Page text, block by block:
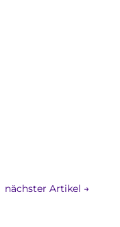
nächster Artikel →